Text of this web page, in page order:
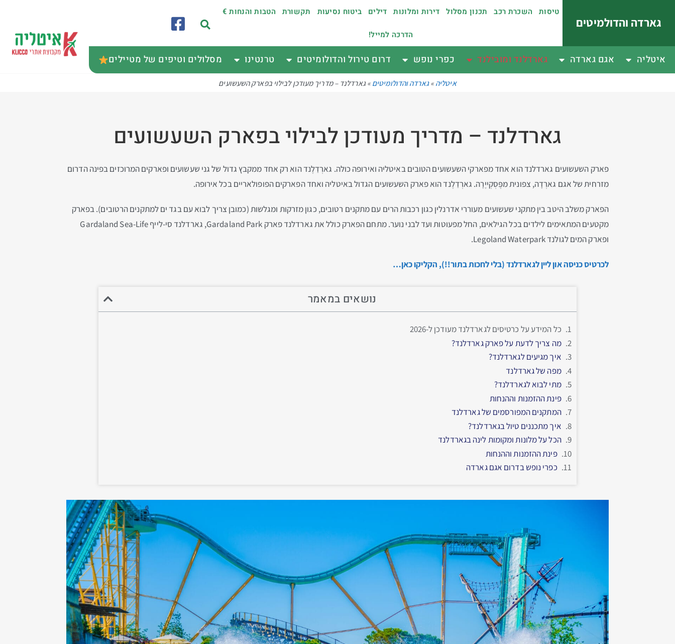
גארדה והדולמיטים
טיסות השכרת רכב תכנון מסלול דירות ומלונות דילים ביטוח נסיעות תקשורת הטבות והנחות €
הדרכה למייל!
איטליה אגם גארדה גארדלנד ומובילנד כפרי נופש דרום טירול והדולומיטים טרנטינו מסלולים וטיפים של מטיילים
איטליה »גארדה והדולומיטים »גארדלנד – מדריך מעודכן לבילוי בפארק השעשועים
גארדלנד – מדריך מעודכן לבילוי בפארק השעשועים
פארק השעשועים גארדלנד הוא אחד מפארקי השעשועים הטובים באיטליה ואירופה כולה. גארְדַלֶנד הוא רק אחד ממקבץ גדול של גני שעשועים ופארקים המרוכזים בפינה הדרום
מזרחית של אגם גארְדָה, צפונית מפֶּסְקְייֶרָה. גארְדַלֶנד הוא פארק השעשועים הגדול באיטליה ואחד הפארקים הפופולאריים בכל אירופה.
הפארק משלב היטב בין מתקני שעשועים מעוררי אדרנלין כגון רכבות הרים עם מתקנים רטובים, כגון מזרקות ומגלשות (כמובן צריך לבוא עם בגד ים למתקנים הרטובים). בפארק
מקטעים המתאימים לילדים בכל הגילאים, החל מפעוטות ועד לבני נוער. מתחם הפארק כולל את גארדלנד פארק Gardaland Park, גארדלנד סי-לייף Gardaland Sea-Life
ופארק המים לגולנד Legoland Waterpark.
לכרטיס כניסה און ליין לגארדלנד (בלי לחכות בתור!!), הקליקו כאן…
נושאים במאמר
כל המידע על כרטיסים לגארדלנד מעודכן ל-2026
מה צריך לדעת על פארק גארדלנד?
איך מגיעים לגארדלנד?
מפה של גארדלנד
מתי לבוא לגארדלנד?
פינת ההזמנות וההנחות
המתקנים המפורסמים של גארדלנד
איך מתכננים טיול בגארדלנד?
הכל על מלונות ומקומות לינה בגארדלנד
פינת ההזמנות וההנחות
כפרי נופש בדרום אגם גארדה